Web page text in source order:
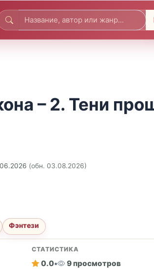
– 2. Тени
(обн. 03.08.2026)
Фэнтези
СТАТИСТИКА
0.0• 9 просмотров